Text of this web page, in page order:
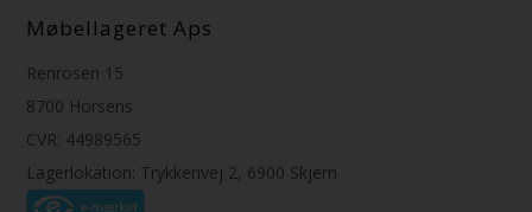
Møbellageret Aps
Renrosen 15
8700 Horsens
CVR: 44989565
Lagerlokation: Trykkerivej 2, 6900 Skjern